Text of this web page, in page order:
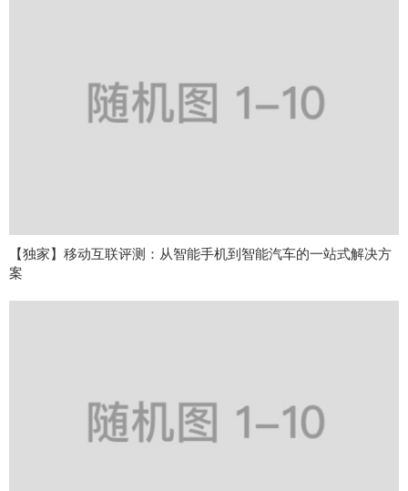
【独家】移动互联评测：从智能手机到智能汽车的一站式解决方
案